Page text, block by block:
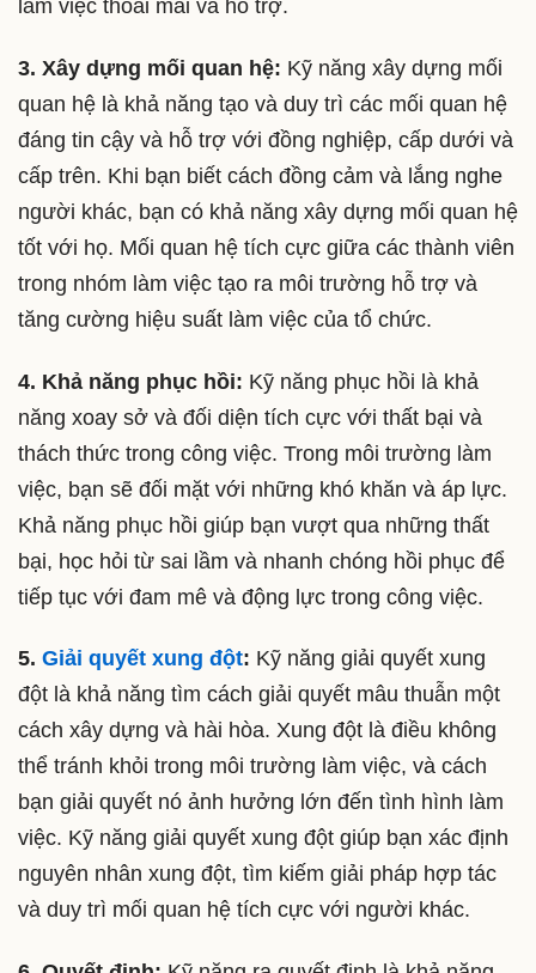
làm việc thoải mái và hỗ trợ.
3. Xây dựng mối quan hệ: Kỹ năng xây dựng mối
quan hệ là khả năng tạo và duy trì các mối quan hệ
đáng tin cậy và hỗ trợ với đồng nghiệp, cấp dưới và
cấp trên. Khi bạn biết cách đồng cảm và lắng nghe
người khác, bạn có khả năng xây dựng mối quan hệ
tốt với họ. Mối quan hệ tích cực giữa các thành viên
trong nhóm làm việc tạo ra môi trường hỗ trợ và
tăng cường hiệu suất làm việc của tổ chức.
4. Khả năng phục hồi: Kỹ năng phục hồi là khả
năng xoay sở và đối diện tích cực với thất bại và
thách thức trong công việc. Trong môi trường làm
việc, bạn sẽ đối mặt với những khó khăn và áp lực.
Khả năng phục hồi giúp bạn vượt qua những thất
bại, học hỏi từ sai lầm và nhanh chóng hồi phục để
tiếp tục với đam mê và động lực trong công việc.
5. Giải quyết xung đột: Kỹ năng giải quyết xung
đột là khả năng tìm cách giải quyết mâu thuẫn một
cách xây dựng và hài hòa. Xung đột là điều không
thể tránh khỏi trong môi trường làm việc, và cách
bạn giải quyết nó ảnh hưởng lớn đến tình hình làm
việc. Kỹ năng giải quyết xung đột giúp bạn xác định
nguyên nhân xung đột, tìm kiếm giải pháp hợp tác
và duy trì mối quan hệ tích cực với người khác.